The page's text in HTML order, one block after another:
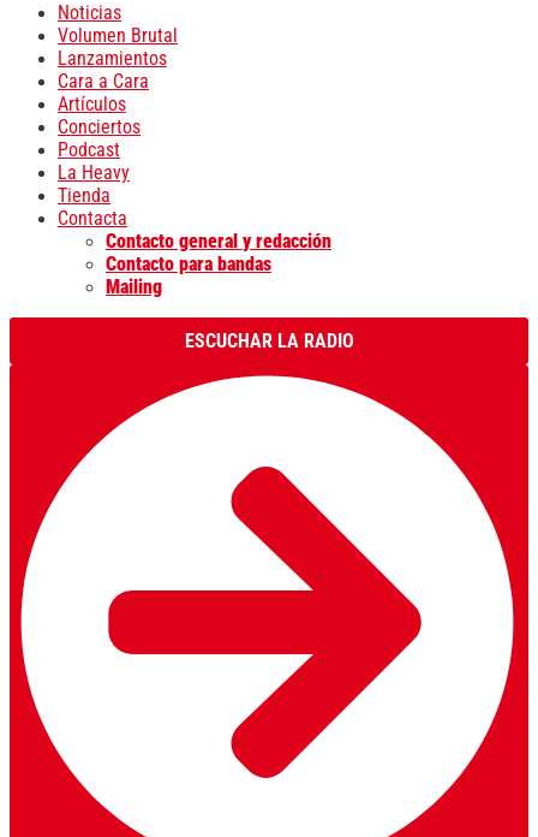
Noticias
Volumen Brutal
Lanzamientos
Cara a Cara
Artículos
Conciertos
Podcast
La Heavy
Tienda
Contacta
Contacto general y redacción
Contacto para bandas
Mailing
ESCUCHAR LA RADIO